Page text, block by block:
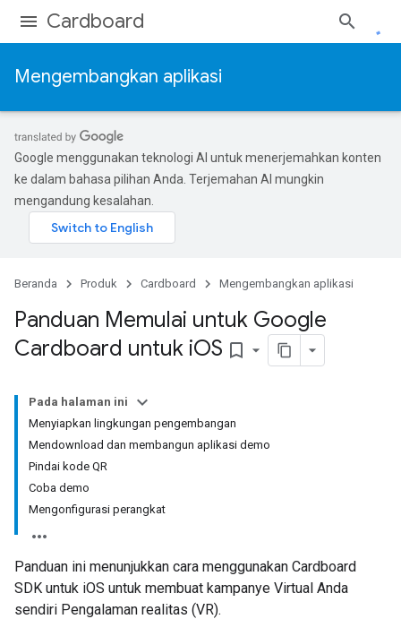
Cardboard
Mengembangkan aplikasi
Google menggunakan teknologi AI untuk menerjemahkan konten
ke dalam bahasa pilihan Anda. Terjemahan AI mungkin
mengandung kesalahan.
Beranda Produk Cardboard Mengembangkan aplikasi
Panduan Memulai untuk Google
Cardboard untuk iOS bookmark_border
Pada halaman ini
Menyiapkan lingkungan pengembangan
Mendownload dan membangun aplikasi demo
Pindai kode QR
Coba demo
Mengonfigurasi perangkat
Panduan ini menunjukkan cara menggunakan Cardboard
SDK untuk iOS untuk membuat kampanye Virtual Anda
sendiri Pengalaman realitas (VR).